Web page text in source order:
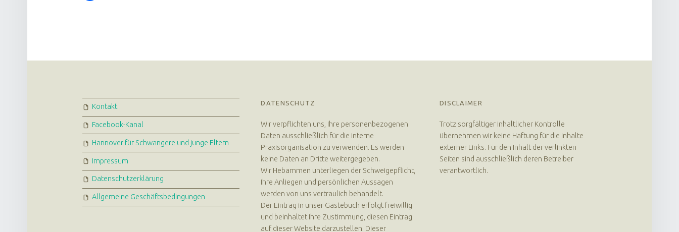
FOOTER SIDEBAR
Kontakt
Facebook-Kanal
Hannover für Schwangere und junge Eltern
Impressum
Datenschutzerklärung
Allgemeine Geschäftsbedingungen
DATENSCHUTZ
Wir verpflichten uns, Ihre personenbezogenen
Daten ausschließlich für die interne
Praxisorganisation zu verwenden. Es werden
keine Daten an Dritte weitergegeben.
Wir Hebammen unterliegen der Schweigepflicht,
Ihre Anliegen und persönlichen Aussagen
werden von uns vertraulich behandelt.
Der Eintrag in unser Gästebuch erfolgt freiwillig
und beinhaltet Ihre Zustimmung, diesen Eintrag
auf dieser Website darzustellen. Dieser
DISCLAIMER
Trotz sorgfältiger inhaltlicher Kontrolle
übernehmen wir keine Haftung für die Inhalte
externer Links. Für den Inhalt der verlinkten
Seiten sind ausschließlich deren Betreiber
verantwortlich.